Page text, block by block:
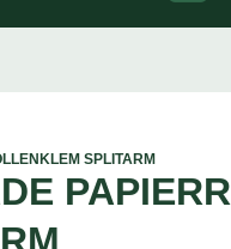
SPLITARM